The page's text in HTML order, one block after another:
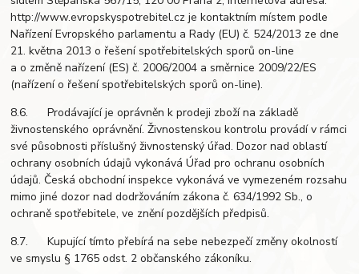
http://www.evropskyspotrebitel.cz je kontaktním místem podle
Nařízení Evropského parlamentu a Rady (EU) č. 524/2013 ze dne
21. května 2013 o řešení spotřebitelských sporů on-line
a o změně nařízení (ES) č. 2006/2004 a směrnice 2009/22/ES
(nařízení o řešení spotřebitelských sporů on-line).
8.6. Prodávající je oprávněn k prodeji zboží na základě
živnostenského oprávnění. Živnostenskou kontrolu provádí v rámci
své působnosti příslušný živnostenský úřad. Dozor nad oblastí
ochrany osobních údajů vykonává Úřad pro ochranu osobních
údajů. Česká obchodní inspekce vykonává ve vymezeném rozsahu
mimo jiné dozor nad dodržováním zákona č. 634/1992 Sb., o
ochraně spotřebitele, ve znění pozdějších předpisů.
8.7. Kupující tímto přebírá na sebe nebezpečí změny okolností
ve smyslu § 1765 odst. 2 občanského zákoníku.